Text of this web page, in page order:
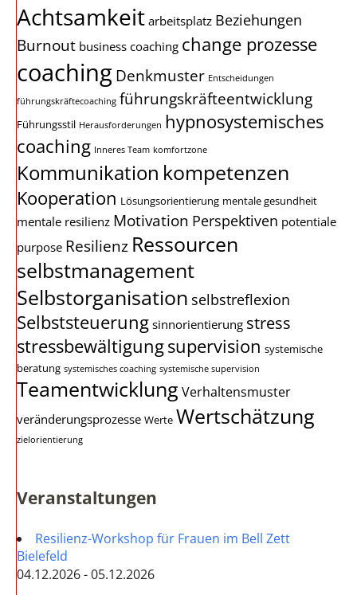
Achtsamkeit arbeitsplatz Beziehungen
Burnout business coaching change prozesse
coachingDenkmuster Entscheidungen
führungskräftecoaching führungskräfteentwicklung
Führungsstil Herausforderungen hypnosystemisches
coaching Inneres Team komfortzone
Kommunikation kompetenzen
Kooperation Lösungsorientierung mentale gesundheit
mentale resilienz Motivation Perspektiven potentiale
purpose Resilienz Ressourcen
selbstmanagement
Selbstorganisation selbstreflexion
Selbststeuerung sinnorientierung stress
stressbewältigungsupervision systemische
beratung systemisches coaching systemische supervision
Teamentwicklung Verhaltensmuster
veränderungsprozesse Werte Wertschätzung
zielorientierung
Veranstaltungen
Resilienz-Workshop für Frauen im Bell Zett
Bielefeld
04.12.2026 - 05.12.2026